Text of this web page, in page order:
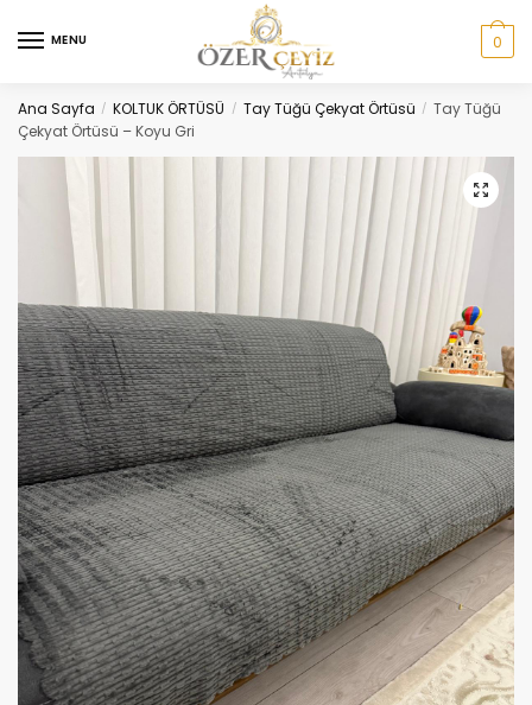
to
to
MENU 0
Ana Sayfa / KOLTUK ÖRTÜSÜ / Tay Tüğü Çekyat Örtüsü / Tay Tüğü
Çekyat Örtüsü – Koyu Gri
🔍